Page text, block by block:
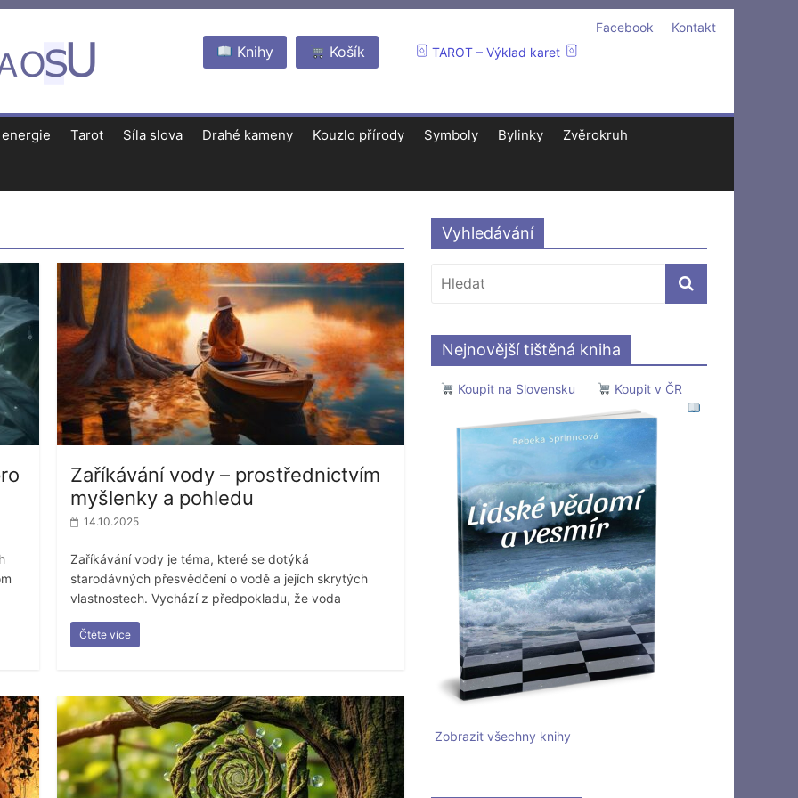
Kontakt
Facebook
TAROT – Výklad karet
Košík
Knihy
Tarot Síla slova Drahé kameny Kouzlo přírody Symboly Bylinky Zvěrokruh
Zaříkávání vody – prostřednictvím
myšlenky a pohledu
14.10.2025
Zaříkávání vody je téma, které se dotýká
starodávných přesvědčení o vodě a jejích skrytých
vlastnostech. Vychází z předpokladu, že voda
Čtěte více
Vyhledávání
Nejnovější tištěná kniha
Koupit na Slovensku Koupit v ČR
Zobrazit všechny knihy